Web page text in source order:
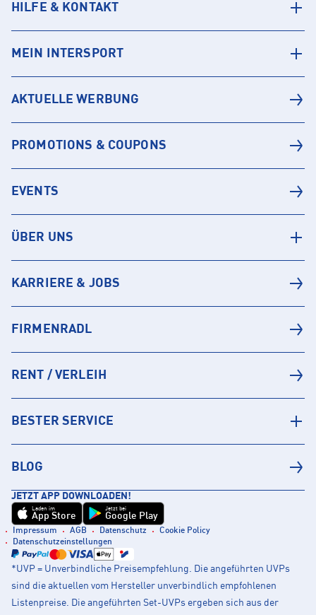
HILFE & KONTAKT
MEIN INTERSPORT
AKTUELLE WERBUNG
PROMOTIONS & COUPONS
EVENTS
ÜBER UNS
KARRIERE & JOBS
FIRMENRADL
RENT / VERLEIH
BESTER SERVICE
BLOG
JETZT APP DOWNLOADEN!
Laden im
App Store
Jetzt bei
Google Play
Impressum AGB Datenschutz
Cookie Policy
Datenschutzeinstellungen
*UVP = Unverbindliche Preisempfehlung. Die angeführten UVPs
sind die aktuellen vom Hersteller unverbindlich empfohlenen
Listenpreise. Die angeführten Set-UVPs ergeben sich aus der